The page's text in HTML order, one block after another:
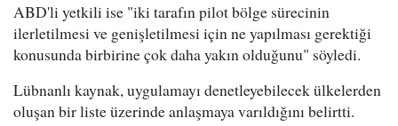
ABD'li yetkili ise "iki tarafın pilot bölge sürecinin
ilerletilmesi ve genişletilmesi için ne yapılması gerektiği
konusunda birbirine çok daha yakın olduğunu" söyledi.
Lübnanlı kaynak, uygulamayı denetleyebilecek ülkelerden
oluşan bir liste üzerinde anlaşmaya varıldığını belirtti.